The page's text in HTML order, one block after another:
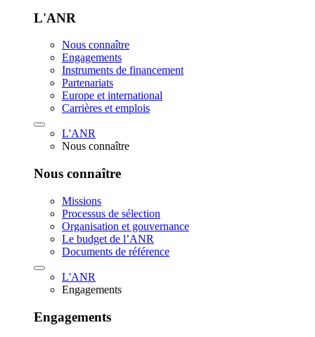
L'ANR
Nous connaître
Engagements
Instruments de financement
Partenariats
Europe et international
Carrières et emplois
L'ANR
Nous connaître
Nous connaître
Missions
Processus de sélection
Organisation et gouvernance
Le budget de l’ANR
Documents de référence
L'ANR
Engagements
Engagements